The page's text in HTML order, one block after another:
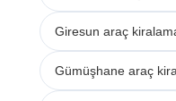
Giresun araç
Gümüşhane araç